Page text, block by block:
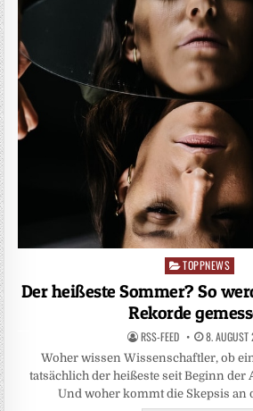
Posted
TOPPNEWS
Der heißeste Sommer? So
Rekorde
RSS-FEED 8. AUGUST
Woher wissen Wissenschaftler, ob
tatsächlich der heißeste seit Beginn der
Und woher kommt die Skepsis an